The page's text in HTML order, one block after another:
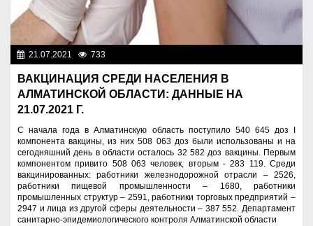
21.07.2021 733
ВАКЦИНАЦИЯ СРЕДИ НАСЕЛЕНИЯ В
АЛМАТИНСКОЙ ОБЛАСТИ: ДАННЫЕ НА
21.07.2021 Г.
С начала года в Алматинскую область поступило 540 645 доз I
компонента вакцины, из них 508 063 доз были использованы и на
сегодняшний день в области осталось 32 582 доз вакцины. Первым
компонентом привито 508 063 человек, вторым - 283 119. Среди
вакцинированных: работники железнодорожной отрасли – 2526,
работники пищевой промышленности – 1680, работники
промышленных структур – 2591, работники торговых предприятий –
2947 и лица из другой сферы деятельности – 387 552. Департамент
санитарно-эпидемиологического контроля Алматинской области